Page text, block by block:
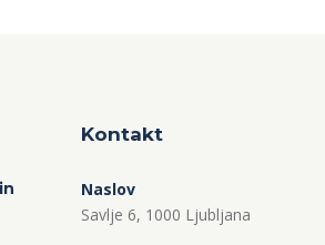
Kontakt
Naslov
Savlje 6, 1000 Ljubljana